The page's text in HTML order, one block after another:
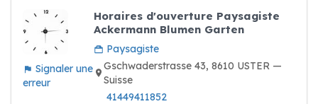
Signaler une
erreur
Horaires d'ouverture Paysagiste
Ackermann Blumen Garten
Paysagiste
Gschwaderstrasse 43, 8610 USTER —
Suisse
41449411852